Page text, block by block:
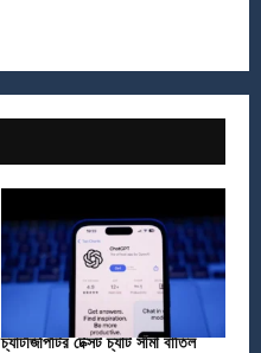
চ্যাটজিপিটির টেক্সট চ্যাট সীমা বাতিল